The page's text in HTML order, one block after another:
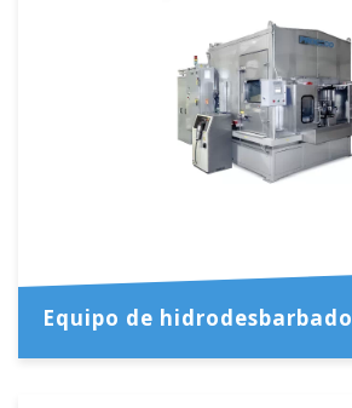
Equipo de hidrodesbarbado